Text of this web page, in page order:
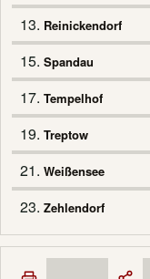
13. Reinickendorf
15. Spandau
17. Tempelhof
19. Treptow
21. Weißensee
23. Zehlendorf